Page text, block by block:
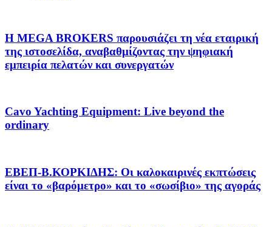
Η MEGA BROKERS παρουσιάζει τη νέα εταιρική
της ιστοσελίδα, αναβαθμίζοντας την ψηφιακή
εμπειρία πελατών και συνεργατών
Cavo Yachting Equipment: Live beyond the
ordinary
EΒΕΠ-Β.ΚΟΡΚΙΔΗΣ: Οι καλοκαιρινές εκπτώσεις
είναι το «βαρόμετρο» και το «σωσίβιο» της αγοράς